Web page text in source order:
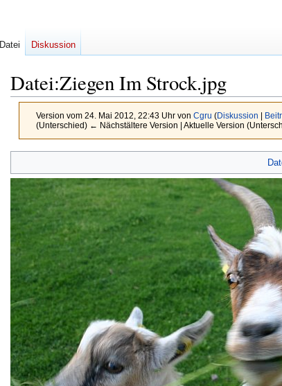
Datei:Ziegen Im Strock.jpg
Version vom 24. Mai 2012, 22:43 Uhr von Cgru (Diskussion
(Unterschied) ← Nächstältere Version | Aktuelle Version
Navigation
springen
Suche
springen
Datei Diskussion